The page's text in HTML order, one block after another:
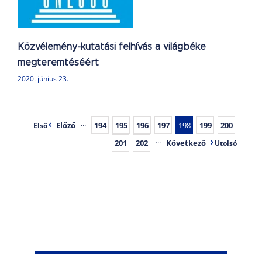
Közvélemény-kutatási felhívás a világbéke
megteremtéséért
2020. június 23.
Első Előző ··· 194 195 196 197 198 199
200
201
202 ··· Következő Utolsó